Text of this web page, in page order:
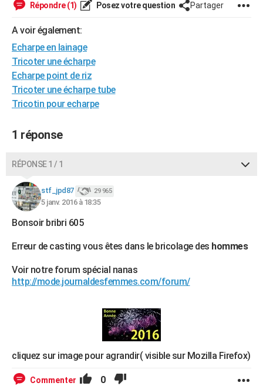
Forum
Aménagement intérieur
Extérieur
Cuisine
Salle de bains
Jardinage
Rangement
WEEK-END
Guides de France
Escapades
Patrimoine
Expositions
Musées
Week-end nature
+LIFESTYLE
Art de vivre
Bien-être
Loisirs
Mode
Modes de vie
SANTE
Alimentation
Guide de la santé
Maladies
Médicaments
Sommeil
VOYAGE
Destinations
City break
Voyage nature
Voyage de noces
Forum
Climat
+PHOTO
GUIDES D'ACHAT
BONS PLANS
CARTE DE VOEUX
Carte de Noël
Carte Bonne année
Carte Saint-Valentin
Carte Pâques
Carte d'anniversaire
DICTIONNAIRE
Dictionnaire
Biographies
Citations
Expressions
Proverbes
PROGRAMME TV
COPAINS D'AVANT
S'inscrire
Se connecter
Lycées
Collèges
Primaires
Universités
Entreprises
Service militaire
Avis de recherche
AVIS DE DÉCÈS
Répondre (1) Posez votre question Partager
A voir également:
Echarpe en lainage
Tricoter une écharpe
Echarpe point de riz
Tricoter une écharpe tube
Tricotin pour echarpe
1 réponse
RÉPONSE 1 / 1
stf_jpd87 29 965
5 janv. 2016 à 18:35
Bonsoir bribri 605
Erreur de casting vous êtes dans le bricolage des hommes
Voir notre forum spécial nanas
http://mode.journaldesfemmes.com/forum/
cliquez sur image pour agrandir( visible sur Mozilla Firefox)
Commenter 0